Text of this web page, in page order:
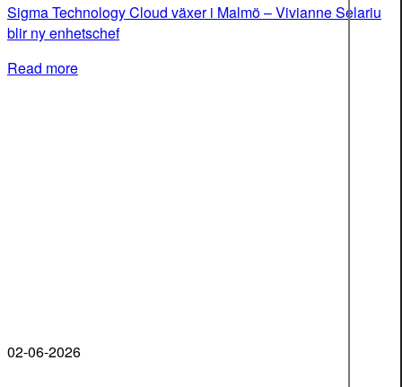
Sigma Technology Cloud växer i Malmö – Vivianne Selariu
blir ny enhetschef
Read more
02-06-2026